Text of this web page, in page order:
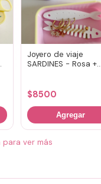
Joyero de viaje
SARDINES - Rosa +
$8500
Agregar
para ver más